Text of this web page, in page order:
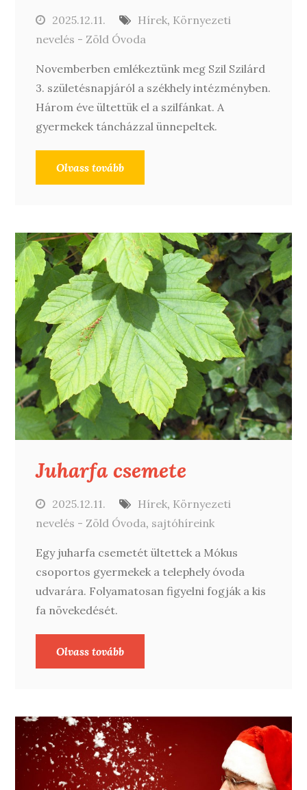
2025.12.11. Hírek, Környezeti
nevelés - Zöld Óvoda
Novemberben emlékeztünk meg Szil Szilárd
3. születésnapjáról a székhely intézményben.
Három éve ültettük el a szilfánkat. A
gyermekek táncházzal ünnepeltek.
Olvass tovább
Juharfa csemete
2025.12.11. Hírek, Környezeti
nevelés - Zöld Óvoda, sajtóhíreink
Egy juharfa csemetét ültettek a Mókus
csoportos gyermekek a telephely óvoda
udvarára. Folyamatosan figyelni fogják a kis
fa növekedését.
Olvass tovább